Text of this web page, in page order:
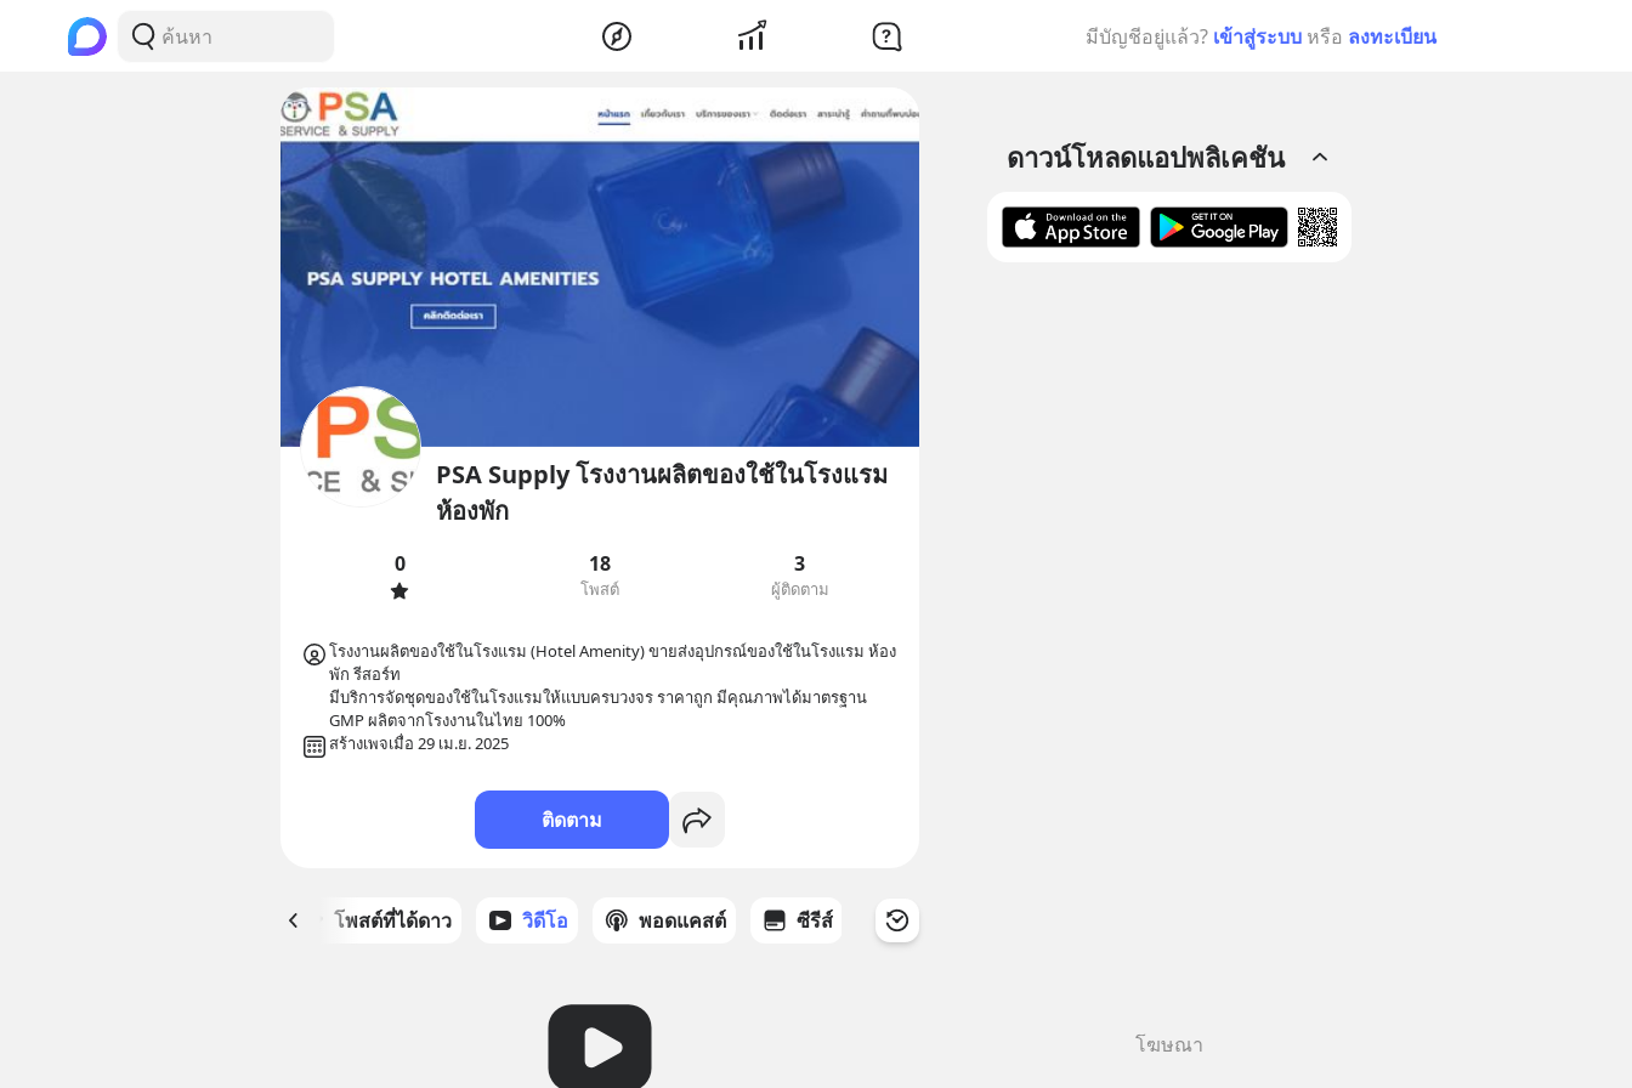
มีบัญชีอยู่แล้ว? เข้าสู่ระบบ หรือ ลงทะเบียน
PSA Supply โรงงานผลิตของใช้ในโรงแรม
ห้องพัก
0 18
โพสต์
3
ผู้ติดตาม
โรงงานผลิตของใช้ในโรงแรม (Hotel Amenity) ขายส่งอุปกรณ์ของใช้ในโรงแรม ห้อง
พัก รีสอร์ท
มีบริการจัดชุดของใช้ในโรงแรมให้แบบครบวงจร ราคาถูก มีคุณภาพได้มาตรฐาน
GMP ผลิตจากโรงงานในไทย 100%
สร้างเพจเมื่อ 29 เม.ย. 2025
ติดตาม
โพสต์ที่ได้ดาว วิดีโอ พอดแคสต์ ซีรีส์
ดาวน์โหลดแอปพลิเคชัน
โฆษณา